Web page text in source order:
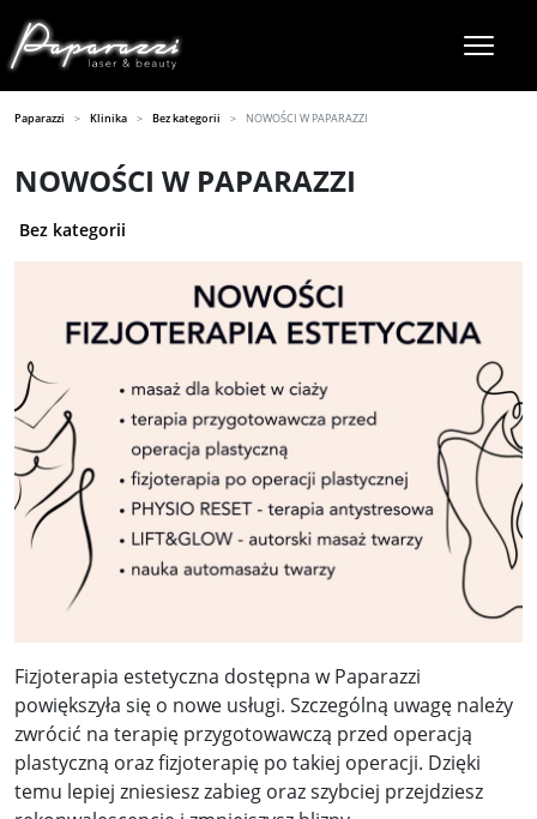
Paparazzi Klinika Bez kategorii NOWOŚCI W PAPARAZZI
NOWOŚCI W PAPARAZZI
Bez kategorii
Fizjoterapia estetyczna dostępna w Paparazzi
powiększyła się o nowe usługi. Szczególną uwagę należy
zwrócić na terapię przygotowawczą przed operacją
plastyczną oraz fizjoterapię po takiej operacji. Dzięki
temu lepiej zniesiesz zabieg oraz szybciej przejdziesz